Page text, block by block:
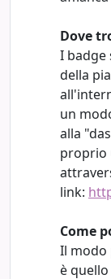
Dove
I badge
della
un
alla
proprio
link:
Come
Il modo
è